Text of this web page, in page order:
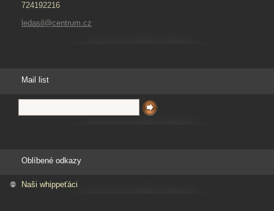
724192216
ledasil@centrum.cz
Mail list
Oblíbené odkazy
Naši whippeťáci